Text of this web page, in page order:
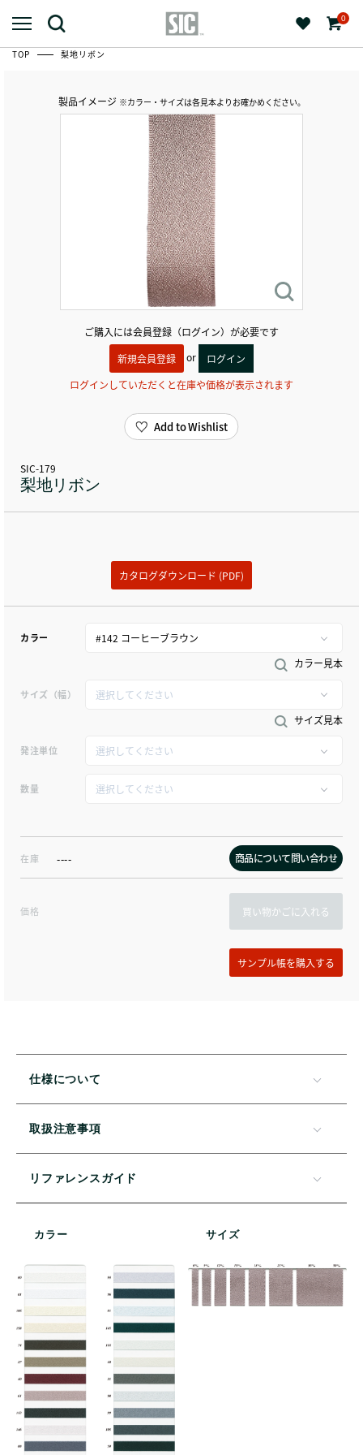
0
TOP 梨地リボン
製品イメージ ※カラー・サイズは各見本よりお確かめください。
ご購入には会員登録（ログイン）が必要です
新規会員登録
or
ログイン
ログインしていただくと在庫や価格が表示されます
SIC-179
梨地リボン
カタログダウンロード (PDF)
カラー
カラー見本
サイズ（幅）
サイズ見本
発注単位
数量
在庫 ---- 商品について問い合わせ
価格 買い物かごに入れる
Add to Wishlist
仕様について
取扱注意事項
リファレンスガイド
カラー サイズ